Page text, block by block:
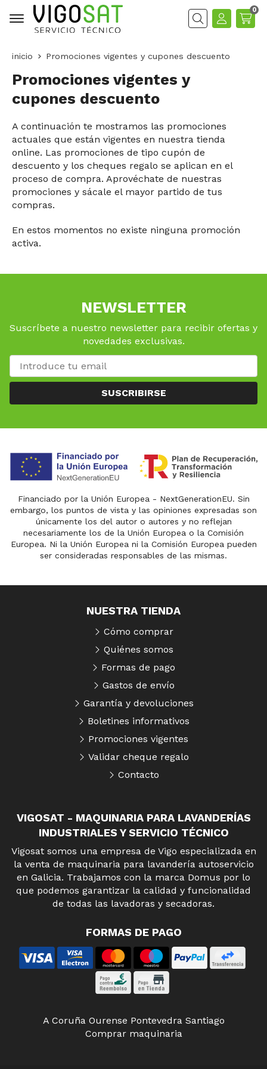
Buscar
0
inicio Promociones vigentes y cupones descuento
Promociones vigentes y
cupones descuento
A continuación te mostramos las promociones
actuales que están vigentes en nuestra tienda
online. Las promociones de tipo cupón de
descuento y los cheques regalo se aplican en el
proceso de compra. Aprovéchate de nuestras
promociones y sácale el mayor partido de tus
compras.
En estos momentos no existe ninguna promoción
activa.
NEWSLETTER
Suscríbete a nuestro newsletter para recibir ofertas y
novedades exclusivas.
SUSCRIBIRSE
Financiado por la Unión Europea - NextGenerationEU. Sin
embargo, los puntos de vista y las opiniones expresadas son
únicamente los del autor o autores y no reflejan
necesariamente los de la Unión Europea o la Comisión
Europea. Ni la Unión Europea ni la Comisión Europea pueden
ser consideradas responsables de las mismas.
VIGOSAT - MAQUINARIA PARA LAVANDERÍAS
INDUSTRIALES Y SERVICIO TÉCNICO
Vigosat somos una empresa de Vigo especializada en
la venta de maquinaria para lavandería autoservicio
en Galicia. Trabajamos con la marca Domus por lo
que podemos garantizar la calidad y funcionalidad
de todas las lavadoras y secadoras.
FORMAS DE PAGO
NUESTRA TIENDA
Cómo comprar
Quiénes somos
Formas de pago
Gastos de envío
Garantía y devoluciones
Boletines informativos
Promociones vigentes
Validar cheque regalo
Contacto
A Coruña Ourense Pontevedra Santiago
Comprar maquinaria